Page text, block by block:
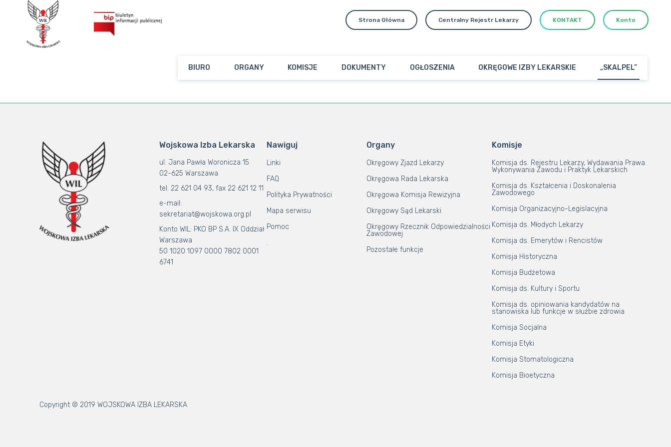
Strona Główna Centralny Rejestr Lekarzy KONTAKT Konto
BIURO ORGANY KOMISJE DOKUMENTY OGŁOSZENIA OKRĘGOWE IZBY LEKARSKIE „SKALPEL”
Wojskowa Izba Lekarska
ul. Jana Pawła Woronicza 15
02-625 Warszawa
tel. 22 621 04 93, fax 22 621 12 11
e-mail:
sekretariat@wojskowa.org.pl
Konto WIL: PKO BP S.A. IX Oddział
Warszawa
50 1020 1097 0000 7802 0001
6741
Nawiguj
Linki
FAQ
Polityka Prywatności
Mapa serwisu
Pomoc
.
Organy
Okręgowy Zjazd Lekarzy
Okręgowa Rada Lekarska
Okręgowa Komisja Rewizyjna
Okręgowy Sąd Lekarski
Okręgowy Rzecznik Odpowiedzialności
Zawodowej
Pozostałe funkcje
Komisje
Komisja ds. Rejestru Lekarzy, Wydawania Prawa
Wykonywania Zawodu i Praktyk Lekarskich
Komisja ds. Kształcenia i Doskonalenia
Zawodowego
Komisja Organizacyjno-Legislacyjna
Komisja ds. Młodych Lekarzy
Komisja ds. Emerytów i Rencistów
Komisja Historyczna
Komisja Budżetowa
Komisja ds. Kultury i Sportu
Komisja ds. opiniowania kandydatów na
stanowiska lub funkcje w służbie zdrowia
Komisja Socjalna
Komisja Etyki
Komisja Stomatologiczna
Komisja Bioetyczna
Copyright © 2019 WOJSKOWA IZBA LEKARSKA